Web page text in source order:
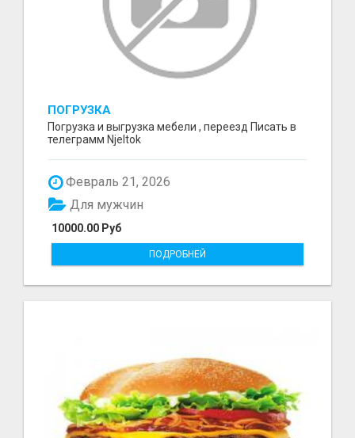
ПОГРУЗКА
Погрузка и выгрузка мебели , переезд Писать в
телеграмм Njeltok
Февраль 21, 2026
10000.00 Руб
Для мужчин
ПОДРОБНЕЙ